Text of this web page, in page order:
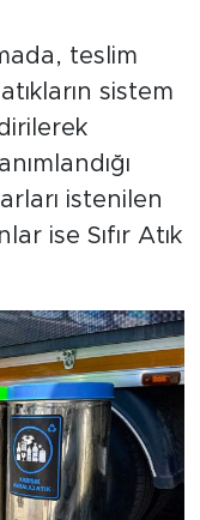
teslim
sistem
istenilen
ise Sıfır Atık